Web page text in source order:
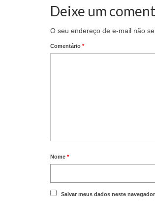
Deixe um
O seu endereço de e-mail não
Comentário *
Nome *
Salvar meus dados neste